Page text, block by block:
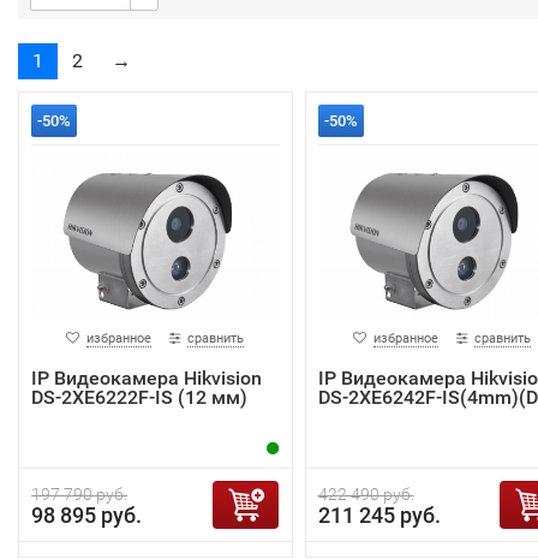
1 2 →
-50%
избранное сравнить
IP Видеокамера Hikvision
DS-2XE6222F-IS (12 мм)
197 790 руб.
98 895 руб.
-50%
избранное сравнить
IP Видеокамера
DS-2XE6242F-
422 490 руб.
211 245 руб.